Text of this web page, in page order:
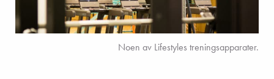
Noen av Lifestyles treningsapparater.